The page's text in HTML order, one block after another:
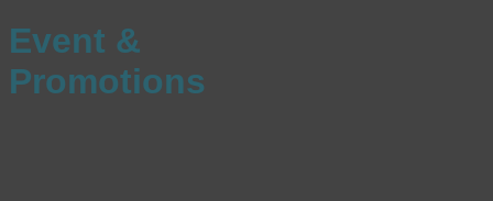
Event &
Promotions